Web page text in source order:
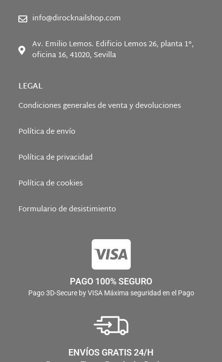
info@dirocknailshop.com
Av. Emilio Lemos. Edificio Lemos 26, planta 1°,
oficina 16, 41020, Sevilla
LEGAL
Condiciones generales de venta y devoluciones
Política de envío
Política de privacidad
Política de cookies
Formulario de desistimiento
PAGO 100% SEGURO
Pago 3D-Secure by VISA Máxima seguridad en el Pago
ENVÍOS GRATIS 24/H